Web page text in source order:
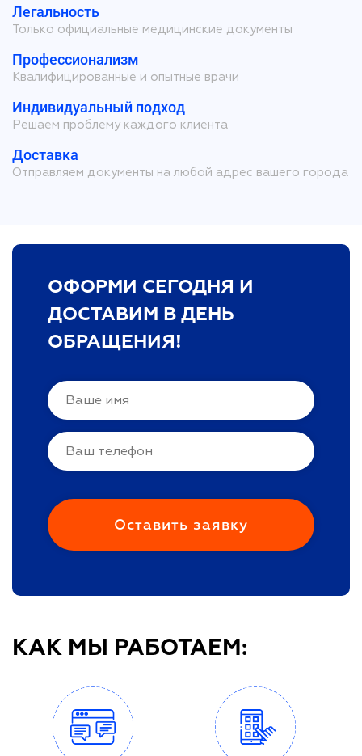
Легальность
Только официальные медицинские документы
Профессионализм
Квалифицированные и опытные врачи
Индивидуальный подход
Решаем проблему каждого клиента
Доставка
Отправляем документы на любой адрес вашего города
ОФОРМИ СЕГОДНЯ И
ДОСТАВИМ В ДЕНЬ
ОБРАЩЕНИЯ!
КАК МЫ РАБОТАЕМ: